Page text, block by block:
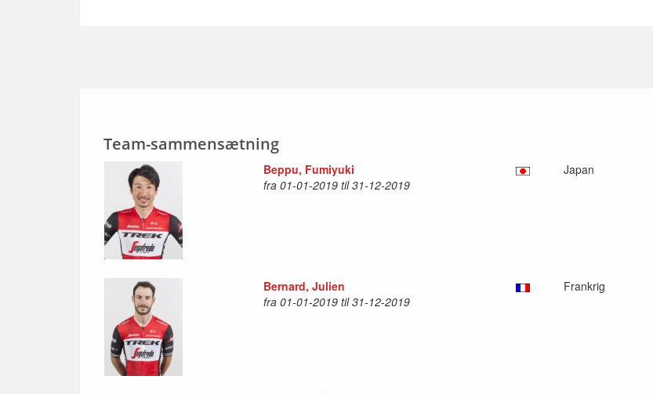
Team-sammensætning
Beppu, Fumiyuki
fra 01-01-2019 til 31-12-2019
Japan
Bernard, Julien
fra 01-01-2019 til 31-12-2019
Frankrig